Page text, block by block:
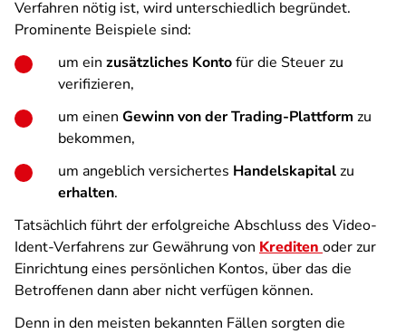
Verfahren nötig ist, wird unterschiedlich begründet.
Prominente Beispiele sind:
um ein zusätzliches Kontofür die Steuer zu
verifizieren,
um einen Gewinn von der Trading-Plattform zu
bekommen,
um angeblich versichertes Handelskapitalzu
erhalten.
Tatsächlich führt der erfolgreiche Abschluss des Video-
Ident-Verfahrens zur Gewährung von Krediten oder zur
Einrichtung eines persönlichen Kontos, über das die
Betroffenen dann aber nicht verfügen können.
Denn in den meisten bekannten Fällen sorgten die